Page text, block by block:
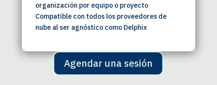
organización por equipo o proyecto
Compatible con todos los proveedores de
nube al ser agnóstico como Delphix
Agendar una sesión